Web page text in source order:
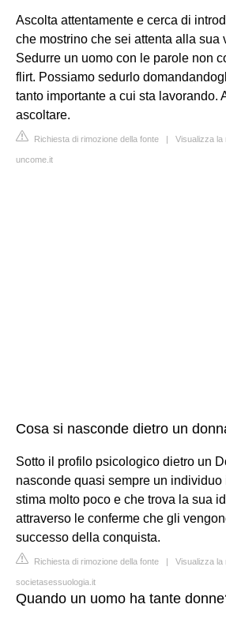
Ascolta attentamente e cerca di
che mostrino che sei attenta alla sua
Sedurre un uomo con le parole non
flirt. Possiamo sedurlo
tanto importante a cui sta lavorando.
ascoltare.
Richiesta di rimozione della fonte | Visualizza la
uncome.it
Cosa si nasconde dietro un
Sotto il profilo psicologico dietro un
nasconde quasi sempre un individuo
stima molto poco e che trova la sua
attraverso le conferme che gli
successo della conquista.
Richiesta di rimozione della fonte | Visualizza la
societasessuologia.it
Quando un uomo ha tante